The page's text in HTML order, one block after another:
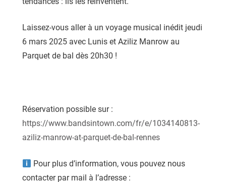
Laissez-vous aller à un voyage musical inédit jeudi
6 mars 2025 avec Lunis et Aziliz Manrow au
Parquet de bal dès 20h30 !
Réservation possible sur :
https://www.bandsintown.com/fr/e/1034140813-
aziliz-manrow-at-parquet-de-bal-rennes
Pour plus d’information, vous pouvez nous
contacter par mail à l’adresse :